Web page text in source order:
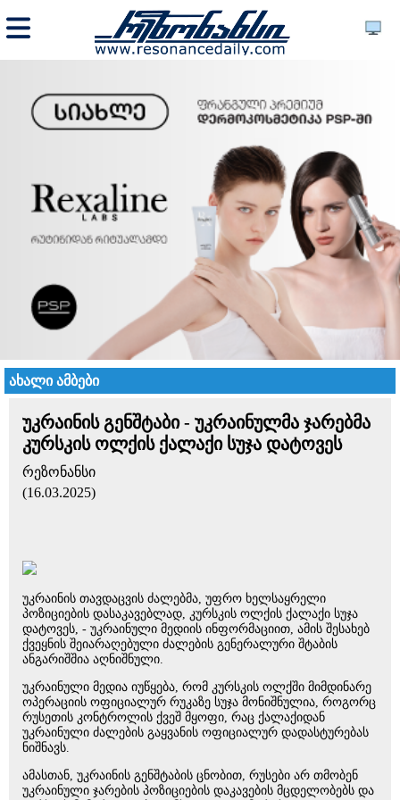
ახალი ამბები
უკრაინის გენშტაბი - უკრაინულმა ჯარებმა
კურსკის ოლქის ქალაქი სუჯა დატოვეს
რეზონანსი
(16.03.2025)
უკრაინის თავდაცვის ძალებმა, უფრო ხელსაყრელი
პოზიციების დასაკავებლად, კურსკის ოლქის ქალაქი სუჯა
დატოვეს, - უკრაინული მედიის ინფორმაციით, ამის შესახებ
ქვეყნის შეიარაღებული ძალების გენერალური შტაბის
ანგარიშშია აღნიშნული.
უკრაინული მედია იუწყება, რომ კურსკის ოლქში მიმდინარე
ოპერაციის ოფიციალურ რუკაზე სუჯა მონიშნულია, როგორც
რუსეთის კონტროლის ქვეშ მყოფი, რაც ქალაქიდან
უკრაინული ძალების გაყვანის ოფიციალურ დადასტურებას
ნიშნავს.
ამასთან, უკრაინის გენშტაბის ცნობით, რუსები არ თმობენ
უკრაინული ჯარების პოზიციების დაკავების მცდელობებს და